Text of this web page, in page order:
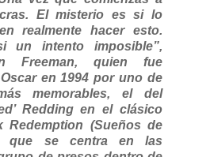
El misterio es si lo
realmente hacer esto.
un intento imposible”,
Freeman, quien fue
en 1994 por uno de
memorables, el del
Redding en el clásico
Redemption (Sueños de
que se centra en las